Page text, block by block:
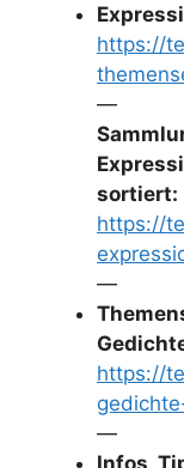
https://
—
sortiert:
https://
—
https://
—
Infos,